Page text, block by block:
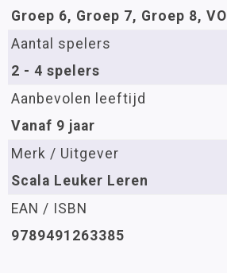
Groep 6, Groep 7, Groep 8, VO
Aantal spelers
2 - 4 spelers
Aanbevolen leeftijd
Vanaf 9 jaar
Merk / Uitgever
Scala Leuker Leren
EAN / ISBN
9789491263385